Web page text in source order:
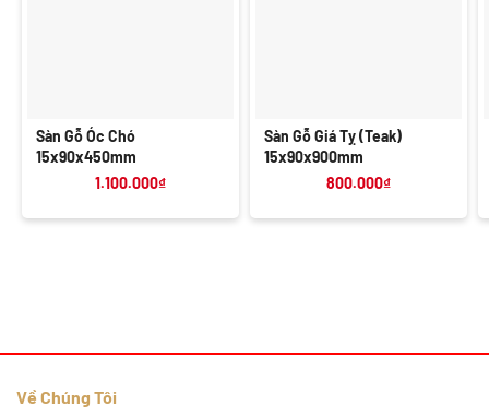
Sàn Gỗ Óc Chó
15x90x450mm
1.100.000₫
Sàn Gỗ Giá Tỵ (Teak)
15x90x900mm
800.000₫
Về Chúng Tôi